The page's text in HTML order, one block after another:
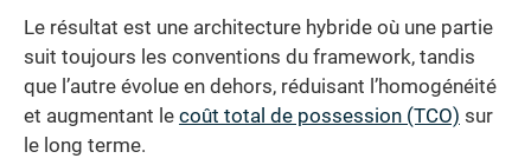
Le résultat est une architecture hybride où une partie
suit toujours les conventions du framework, tandis
que l’autre évolue en dehors, réduisant l’homogénéité
et augmentant le coût total de possession (TCO) sur
le long terme.